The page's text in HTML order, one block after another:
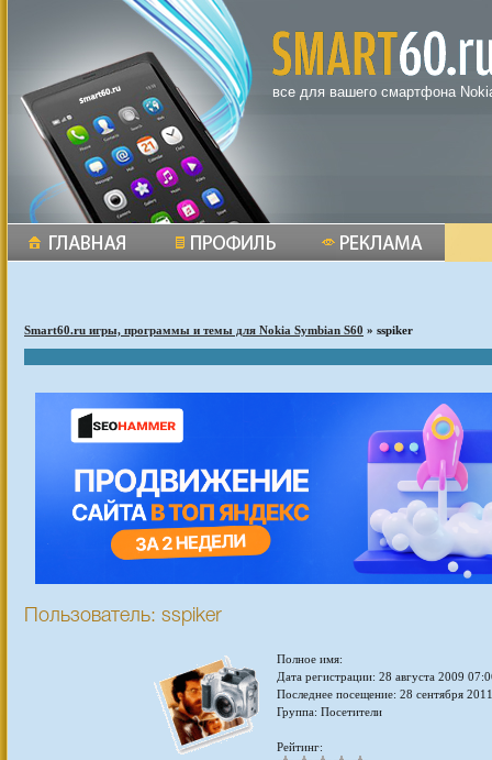
все для вашего смартфона
Smart60.ru игры, программы и темы для Nokia Symbian S60 » sspiker
Пользователь: sspiker
Полное имя:
Дата регистрации: 28 августа 2009
Последнее посещение: 28 сентября
Группа: Посетители
Рейтинг: